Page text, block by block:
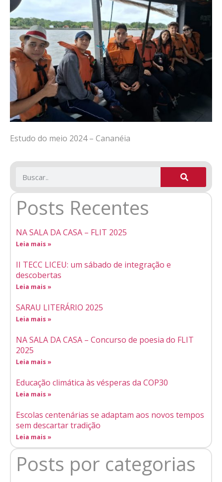
Estudo do meio 2024 – Cananéia
Posts Recentes
NA SALA DA CASA – FLIT 2025
Leia mais »
II TECC LICEU: um sábado de integração e
descobertas
Leia mais »
SARAU LITERÁRIO 2025
Leia mais »
NA SALA DA CASA – Concurso de poesia do FLIT
2025
Leia mais »
Educação climática às vésperas da COP30
Leia mais »
Escolas centenárias se adaptam aos novos tempos
sem descartar tradição
Leia mais »
Posts por categorias